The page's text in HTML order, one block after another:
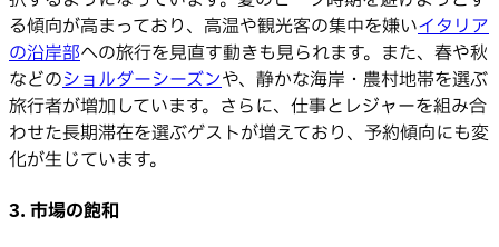
る傾向が高まっており、高温や観光客の集中を嫌いイタリア
の沿岸部への旅行を見直す動きも見られます。また、春や秋
などのショルダーシーズンや、静かな海岸・農村地帯を選ぶ
旅行者が増加しています。さらに、仕事とレジャーを組み合
わせた長期滞在を選ぶゲストが増えており、予約傾向にも変
化が生じています。
3. 市場の飽和